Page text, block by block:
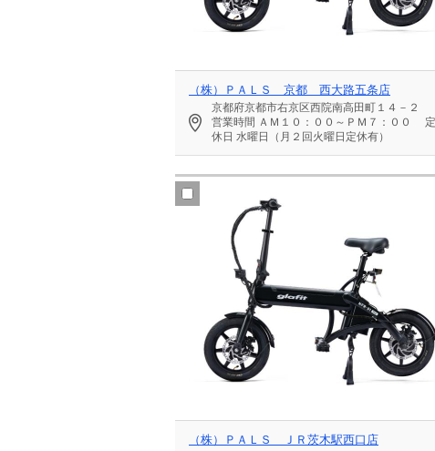
（株）ＰＡＬＳ 京都 西大路五条店
京都府京都市右京区西院南高田町１４－２
営業時間 ＡＭ１０：００～ＰＭ７：００
定
休日 水曜日（月２回火曜日定休有）
（株）ＰＡＬＳ ＪＲ茨木駅西口店